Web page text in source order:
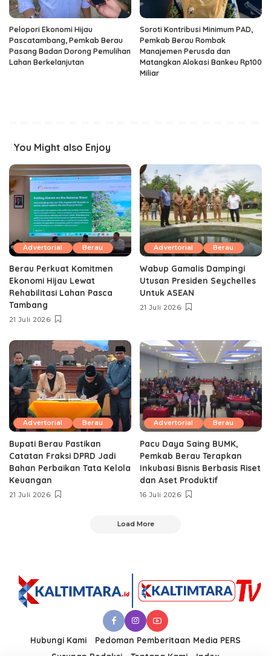
Pelopori Ekonomi Hijau
Pascatambang, Pemkab Berau
Pasang Badan Dorong Pemulihan
Lahan Berkelanjutan
Soroti Kontribusi Minimum PAD,
Pemkab Berau Rombak
Manajemen Perusda dan
Matangkan Alokasi Bankeu Rp100
Miliar
You Might also Enjoy
Advertorial Berau
Berau Perkuat Komitmen
Ekonomi Hijau Lewat
Rehabilitasi Lahan Pasca
Tambang
21 Juli 2026
Advertorial Berau
Wabup Gamalis Dampingi
Utusan Presiden Seychelles
Untuk ASEAN
21 Juli 2026
Advertorial Berau
Bupati Berau Pastikan
Catatan Fraksi DPRD Jadi
Bahan Perbaikan Tata Kelola
Keuangan
21 Juli 2026
Advertorial Berau
Pacu Daya Saing BUMK,
Pemkab Berau Terapkan
Inkubasi Bisnis Berbasis Riset
dan Aset Produktif ‎
16 Juli 2026
Load More
Hubungi Kami
Pedoman Pemberitaan Media PERS